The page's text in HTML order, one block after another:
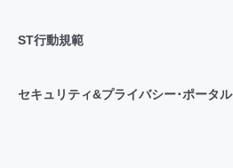
ST行動規範
セキュリティ&プライバシー･ポータル